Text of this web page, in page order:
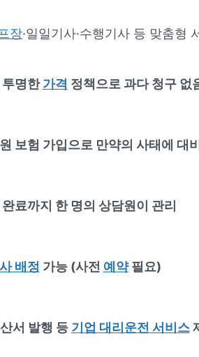
장·일일기사·수행기사 등 맞춤형
투명한가격 정책으로 과다 청구 없
보험 가입으로 만약의 사태에 대비
료까지 한 명의 상담원이 관리
배정 가능 (사전 예약필요)
서 발행 등 기업 대리운전 서비스